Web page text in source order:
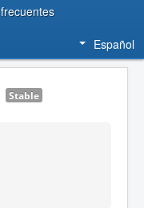
Español
Stable